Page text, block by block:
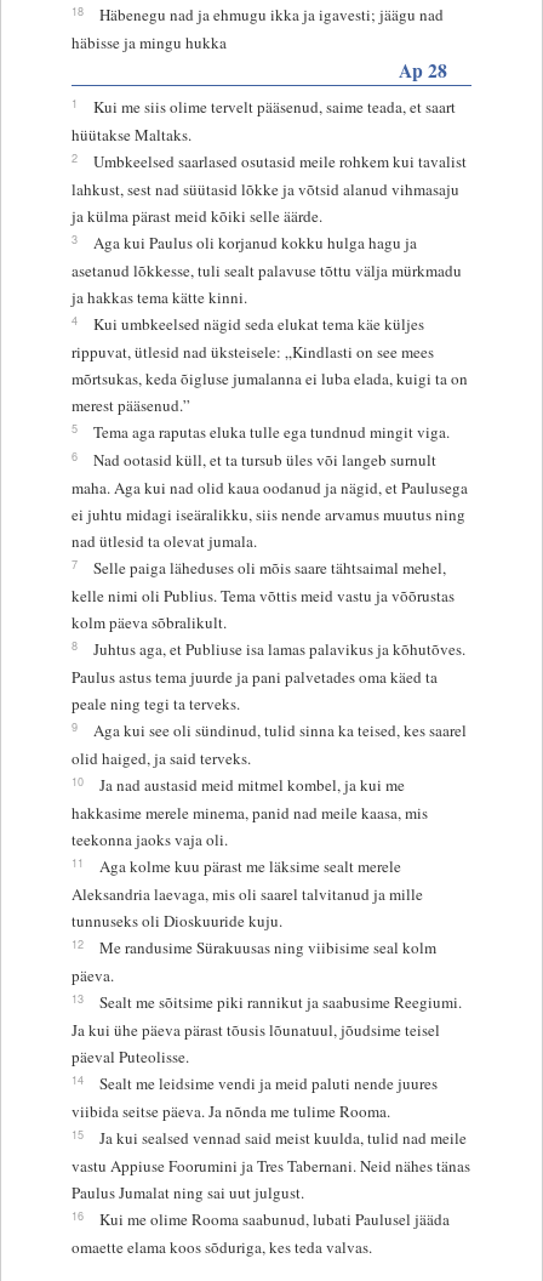
18
Häbenegu nad ja ehmugu ikka ja igavesti; jäägu nad
häbisse ja mingu hukka
Ap 28
1
Kui me siis olime tervelt pääsenud, saime teada, et saart
hüütakse Maltaks.
2
Umbkeelsed saarlased osutasid meile rohkem kui tavalist
lahkust, sest nad süütasid lõkke ja võtsid alanud vihmasaju
ja külma pärast meid kõiki selle äärde.
3
Aga kui Paulus oli korjanud kokku hulga hagu ja
asetanud lõkkesse, tuli sealt palavuse tõttu välja mürkmadu
ja hakkas tema kätte kinni.
4
Kui umbkeelsed nägid seda elukat tema käe küljes
rippuvat, ütlesid nad üksteisele: „Kindlasti on see mees
mõrtsukas, keda õigluse jumalanna ei luba elada, kuigi ta on
merest pääsenud.”
5 Tema aga raputas eluka tulle ega tundnud mingit viga.
6
Nad ootasid küll, et ta tursub üles või langeb surnult
maha. Aga kui nad olid kaua oodanud ja nägid, et Paulusega
ei juhtu midagi iseäralikku, siis nende arvamus muutus ning
nad ütlesid ta olevat jumala.
7
Selle paiga läheduses oli mõis saare tähtsaimal mehel,
kelle nimi oli Publius. Tema võttis meid vastu ja võõrustas
kolm päeva sõbralikult.
8
Juhtus aga, et Publiuse isa lamas palavikus ja kõhutõves.
Paulus astus tema juurde ja pani palvetades oma käed ta
peale ning tegi ta terveks.
9
Aga kui see oli sündinud, tulid sinna ka teised, kes saarel
olid haiged, ja said terveks.
10
Ja nad austasid meid mitmel kombel, ja kui me
hakkasime merele minema, panid nad meile kaasa, mis
teekonna jaoks vaja oli.
11
Aga kolme kuu pärast me läksime sealt merele
Aleksandria laevaga, mis oli saarel talvitanud ja mille
tunnuseks oli Dioskuuride kuju.
12
Me randusime Sürakuusas ning viibisime seal kolm
päeva.
13
Sealt me sõitsime piki rannikut ja saabusime Reegiumi.
Ja kui ühe päeva pärast tõusis lõunatuul, jõudsime teisel
päeval Puteolisse.
14
Sealt me leidsime vendi ja meid paluti nende juures
viibida seitse päeva. Ja nõnda me tulime Rooma.
15
Ja kui sealsed vennad said meist kuulda, tulid nad meile
vastu Appiuse Foorumini ja Tres Tabernani. Neid nähes tänas
Paulus Jumalat ning sai uut julgust.
16
Kui me olime Rooma saabunud, lubati Paulusel jääda
omaette elama koos sõduriga, kes teda valvas.